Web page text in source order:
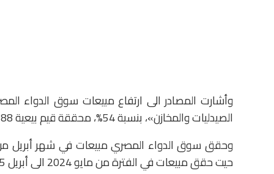
وأشارت المصادر الى ارتفاع مبيعات سوق الدواء
الصيدليات والمخازن»، بنسبة 54%، محققة قيم بيعية 88 مليار جنيه، مقارنة بنفس الفترة من العام الماضي 2024.
حيت حقق مبيعات في الفترة من مايو 2024 الى أبريل 2025، بقيمة 249.1 مليار جنيه، بنسبة نمو 49%.